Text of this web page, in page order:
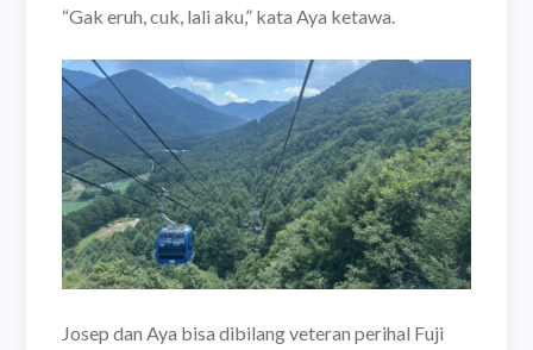
“Gak eruh, cuk, lali aku,” kata Aya ketawa.
Josep dan Aya bisa dibilang veteran perihal Fuji